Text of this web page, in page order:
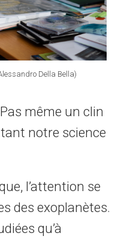
Della Bella)
même un clin
notre science
l’attention se
des exoplanètes.
qu’à